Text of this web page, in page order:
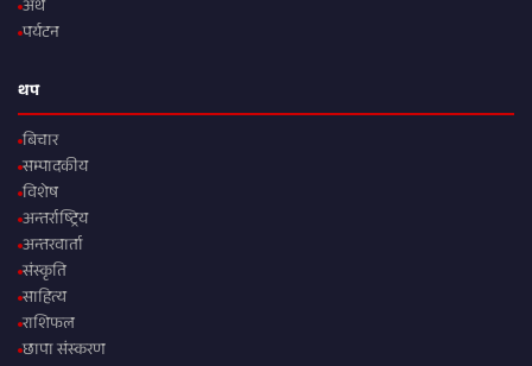
अर्थ
पर्यटन
थप
बिचार
सम्पादकीय
विशेष
अन्तर्राष्ट्रिय
अन्तरवार्ता
संस्कृति
साहित्य
राशिफल
छापा संस्करण